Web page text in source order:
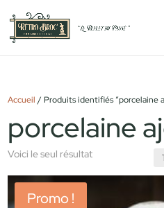
Accueil / Produits identifiés “porcelaine
porcelaine
Voici le seul résultat
Promo !